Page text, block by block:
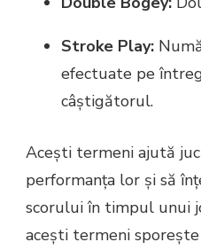
Stroke Play:
efectuate pe
câștigătorul.
Acești termeni ajută
performanța lor și să
scorului în timpul unui
acești termeni